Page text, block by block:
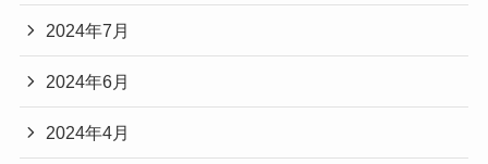
2024年7月
2024年6月
2024年4月